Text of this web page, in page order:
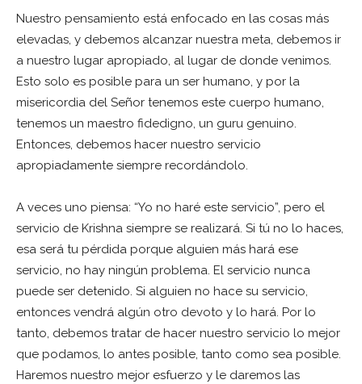
Nuestro pensamiento está enfocado en las cosas más
elevadas, y debemos alcanzar nuestra meta, debemos ir
a nuestro lugar apropiado, al lugar de donde venimos.
Esto solo es posible para un ser humano, y por la
misericordia del Señor tenemos este cuerpo humano,
tenemos un maestro fidedigno, un guru genuino.
Entonces, debemos hacer nuestro servicio
apropiadamente siempre recordándolo.
A veces uno piensa: “Yo no haré este servicio”, pero el
servicio de Krishna siempre se realizará. Si tú no lo haces,
esa será tu pérdida porque alguien más hará ese
servicio, no hay ningún problema. El servicio nunca
puede ser detenido. Si alguien no hace su servicio,
entonces vendrá algún otro devoto y lo hará. Por lo
tanto, debemos tratar de hacer nuestro servicio lo mejor
que podamos, lo antes posible, tanto como sea posible.
Haremos nuestro mejor esfuerzo y le daremos las